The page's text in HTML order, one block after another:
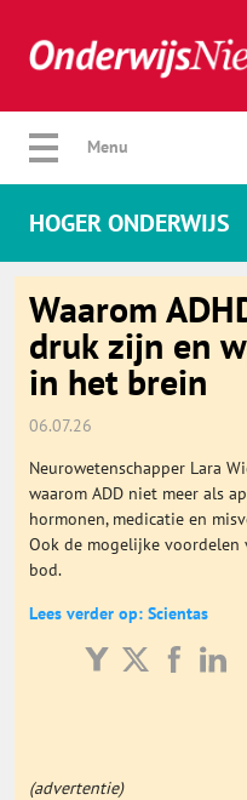
Verberg menu
Home
Favorieten
Algemeen
Basisonderwijs
ICT
Menu
HOGER ONDERWIJS
Waarom
druk zijn en
in het brein
06.07.26
Neurowetenschapper Lara
waarom ADD niet meer als
hormonen, medicatie en
Ook de mogelijke voordelen
bod.
Lees verder op: Scientas
(advertentie)